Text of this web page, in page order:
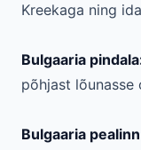
Kreekaga ning
Bulgaaria
põhjast
Bulgaaria